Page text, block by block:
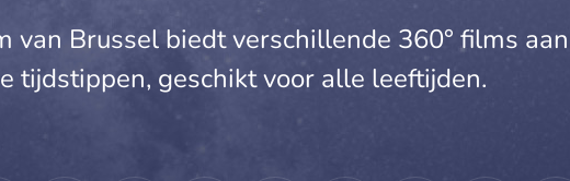
van Brussel biedt verschillende 360° films aan
tijdstippen, geschikt voor alle leeftijden.